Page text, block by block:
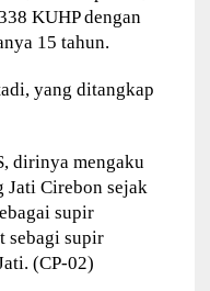
KUHP dengan
15 tahun.
yang ditangkap
dirinya mengaku
Jati Cirebon sejak
supir
sebagi supir
(CP-02)